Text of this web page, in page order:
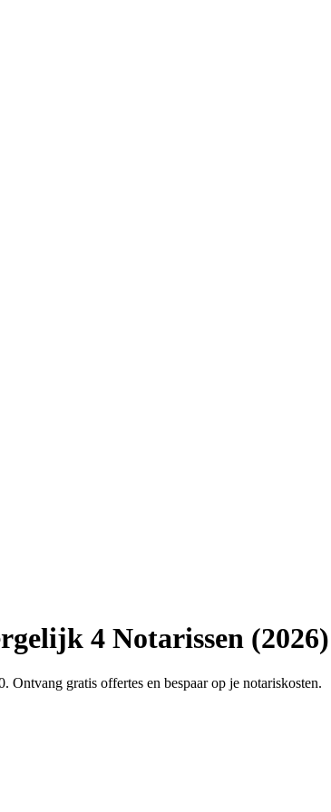
4 Notarissen (2026)
gratis offertes en bespaar op je notariskosten.